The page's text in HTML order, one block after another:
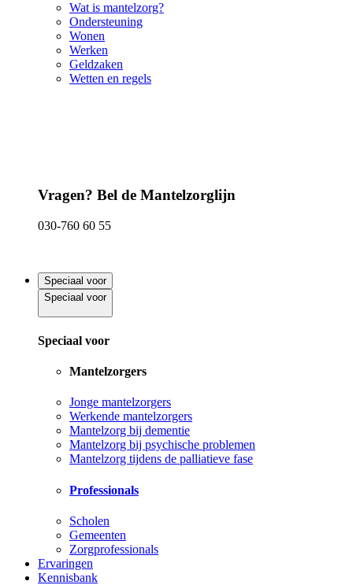
Wat is mantelzorg?
Ondersteuning
Wonen
Werken
Geldzaken
Wetten en regels
Vragen? Bel de Mantelzorglijn
030-760 60 55
Speciaal voor
Speciaal voor
Speciaal voor
Mantelzorgers
Jonge mantelzorgers
Werkende mantelzorgers
Mantelzorg bij dementie
Mantelzorg bij psychische problemen
Mantelzorg tijdens de palliatieve fase
Professionals
Scholen
Gemeenten
Zorgprofessionals
Ervaringen
Kennisbank